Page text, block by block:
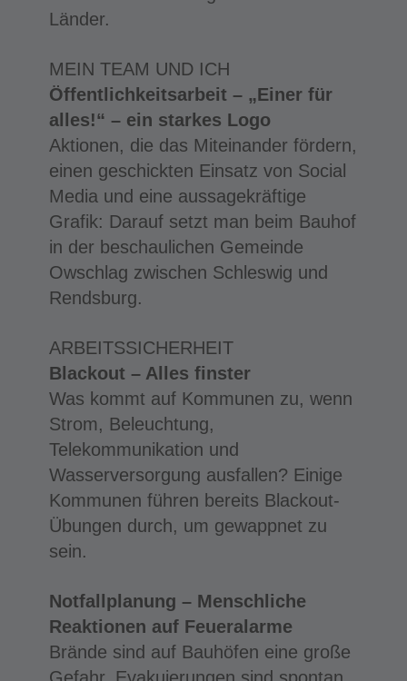
Länder.
MEIN TEAM UND ICH
Öffentlichkeitsarbeit – „Einer für
alles!“ – ein starkes Logo
Aktionen, die das Miteinander fördern,
einen geschickten Einsatz von Social
Media und eine aussagekräftige
Grafik: Darauf setzt man beim Bauhof
in der beschaulichen Gemeinde
Owschlag zwischen Schleswig und
Rendsburg.
ARBEITSSICHERHEIT
Blackout – Alles finster
Was kommt auf Kommunen zu, wenn
Strom, Beleuchtung,
Telekommunikation und
Wasserversorgung ausfallen? Einige
Kommunen führen bereits Blackout-
Übungen durch, um gewappnet zu
sein.
Notfallplanung – Menschliche
Reaktionen auf Feueralarme
Brände sind auf Bauhöfen eine große